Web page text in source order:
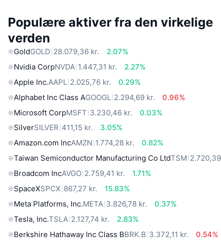
Populære aktiver fra den virkelige
verden
GoldGOLD 28.079,36 kr.
2.07%
Nvidia CorpNVDA 1.447,31 kr.
2.27%
Apple Inc.AAPL 2.025,76 kr.
0.29%
Alphabet Inc Class AGOOGL 2.294,69 kr.
0.96%
Microsoft CorpMSFT 3.230,46 kr.
0.03%
SilverSILVER 411,15 kr.
3.05%
Amazon.com IncAMZN 1.774,28 kr.
0.82%
Taiwan Semiconductor Manufacturing Co LtdTSM
Broadcom IncAVGO 2.759,41 kr.
1.71%
SpaceXSPCX 867,27 kr.
15.83%
Meta Platforms, Inc.META 3.826,78 kr.
0.37%
Tesla, Inc.TSLA 2.127,74 kr.
2.83%
Berkshire Hathaway Inc Class BBRK.B 3.372,11 kr.
0.54%